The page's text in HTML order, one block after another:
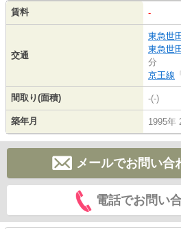
賃料 -
交通
東急世
東急世
分
京王線 「
間取り(面積) -(-)
築年月 1995年
メールでお問い合
電話でお問い